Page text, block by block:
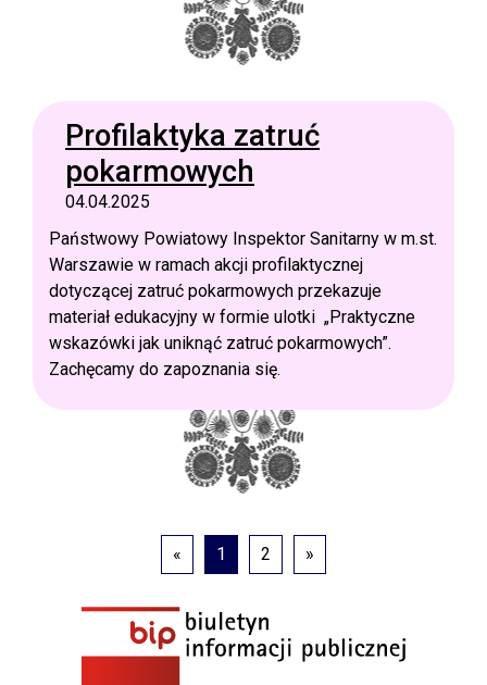
Profilaktyka zatruć
pokarmowych
04.04.2025
Państwowy Powiatowy Inspektor Sanitarny w m.st.
Warszawie w ramach akcji profilaktycznej
dotyczącej zatruć pokarmowych przekazuje
materiał edukacyjny w formie ulotki „Praktyczne
wskazówki jak uniknąć zatruć pokarmowych”.
Zachęcamy do zapoznania się.
« 1 2 »